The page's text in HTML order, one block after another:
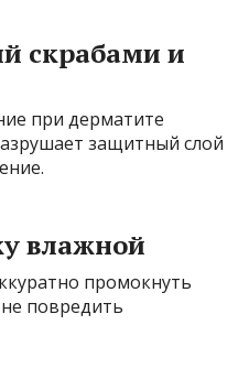
скрабами и
при дерматите
защитный слой
влажной
промокнуть
повредить